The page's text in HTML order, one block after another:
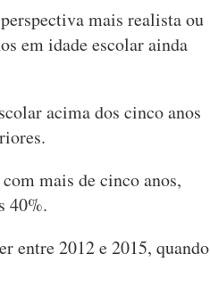
mais realista ou
em idade escolar ainda
acima dos cinco anos
mais de cinco anos,
40%.
entre 2012 e 2015, quando